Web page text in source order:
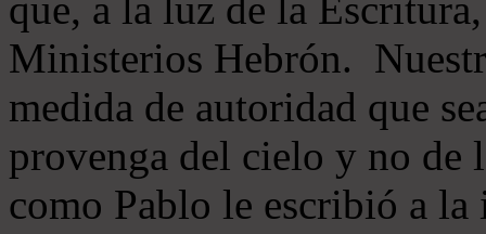
que, a la luz de la
Ministerios Hebrón.
medida de autoridad que
provenga del cielo y no de
como Pablo le escribió a